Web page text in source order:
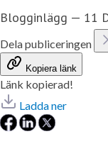
Blogginlägg — 11
Dela publiceringen
Kopiera länk
Länk kopierad!
Ladda ner